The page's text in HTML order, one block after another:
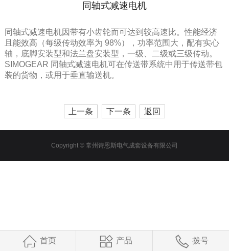
同轴式减速电机
同轴式减速电机因带有小齿轮而可达到较高速比。性能经济
且能效高（每级传动效率为 98%），功率范围大，配有实心
轴，底脚安装型和法兰盘安装型，一级、二级或三级传动。
SIMOGEAR 同轴式减速电机可在传送带系统中用于传送带包
装的货物，或用于垂直输送机。
上一条 下一条 返回
Copyright © 常州诗恩斯电气成套设备有限公司
首页 产品 拨号